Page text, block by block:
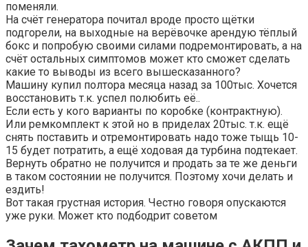
поменяли.
На счёт генератора почитал вроде просто щётки
подгорели, на выходные на верёвочке арендую тёплый
бокс и попробую своими силами подремонтировать, а на
счёт остальных симптомов может кто сможет сделать
какие то выводы из всего вышесказанного?
Машину купил полтора месяца назад за 100тыс. Хочется
восстановить т.к. успел полюбить её..
Если есть у кого варианты по коробке (контрактную).
Или ремкомплект к этой но в приделах 20тыс. т.к. ещё
снять поставить и отремонтировать надо тоже тыщь 10-
15 будет потратить, а ещё ходовая да турбина подтекает.
Вернуть обратно не получится и продать за те же деньги
в таком состоянии не получится. Поэтому хочи делать и
ездить!
Вот такая грустная история. Честно говоря опускаются
уже руки. Может кто подбодрит советом